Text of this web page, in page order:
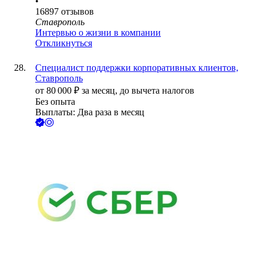
16897 отзывов
Ставрополь
Интервью о жизни в компании
Откликнуться
Специалист поддержки корпоративных клиентов,
Ставрополь
от 80 000 ₽ за месяц, до вычета налогов
Без опыта
Выплаты: Два раза в месяц